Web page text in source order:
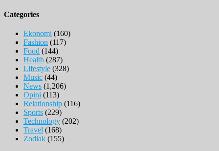
Categories
Ekonomi (160)
Fashion (117)
Food (144)
Health (287)
Lifestyle (328)
Music (44)
News (1,206)
Opini (113)
Relationship (116)
Sports (229)
Technology (202)
Travel (168)
Zodiak (155)